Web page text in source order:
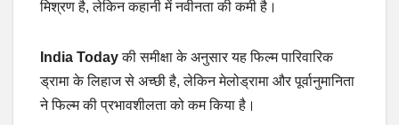
मिश्रण है, लेकिन कहानी में नवीनता की कमी है।
India Todayकी समीक्षा के अनुसार यह फिल्म पारिवारिक
ड्रामा के लिहाज से अच्छी है, लेकिन मेलोड्रामा और पूर्वानुमानिता
ने फिल्म की प्रभावशीलता को कम किया है।